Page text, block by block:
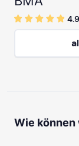
Wie können